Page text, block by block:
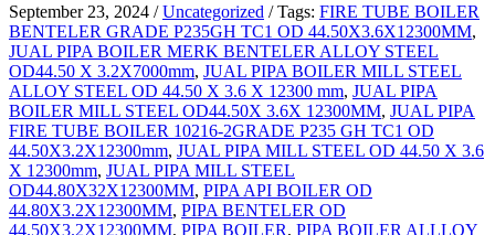
September 23, 2024 / Uncategorized / Tags: FIRE TUBE BOILER
BENTELER GRADE P235GH TC1 OD 44.50X3.6X12300MM,
JUAL PIPA BOILER MERK BENTELER ALLOY STEEL
OD44.50 X 3.2X7000mm, JUAL PIPA BOILER MILL STEEL
ALLOY STEEL OD 44.50 X 3.6 X 12300 mm, JUAL PIPA
BOILER MILL STEEL OD44.50X 3.6X 12300MM, JUAL PIPA
FIRE TUBE BOILER 10216-2GRADE P235 GH TC1 OD
44.50X3.2X12300mm, JUAL PIPA MILL STEEL OD 44.50 X 3.6
X 12300mm, JUAL PIPA MILL STEEL
OD44.80X32X12300MM, PIPA API BOILER OD
44.80X3.2X12300MM, PIPA BENTELER OD
44.50X3.2X12300MM, PIPA BOILER, PIPA BOILER ALLLOY